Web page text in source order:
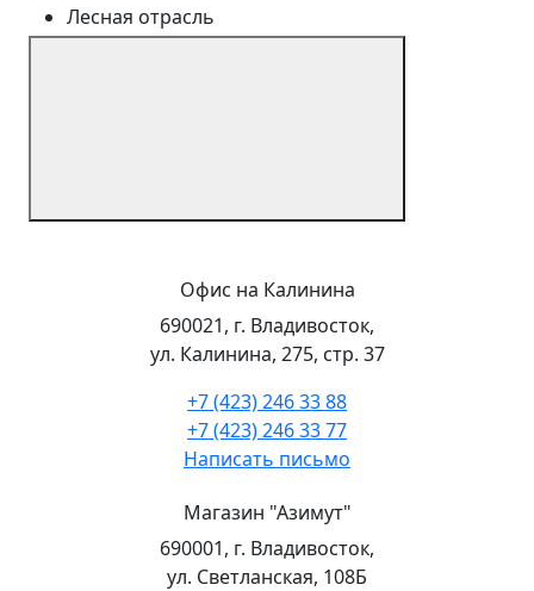
Лесная отрасль
Офис на Калинина
690021, г. Владивосток,
ул. Калинина, 275, стр. 37
+7 (423) 246 33 88
+7 (423) 246 33 77
Написать письмо
Магазин "Азимут"
690001, г. Владивосток,
ул. Светланская, 108Б